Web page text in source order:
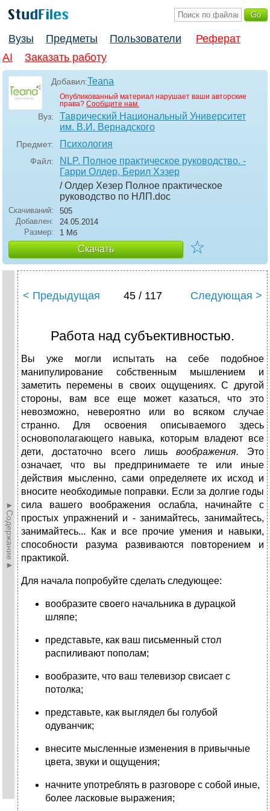
Вузы Предметы Пользователи
Реферат
AI
Заказать работу
Добавил:Teana
Опубликованный материал нарушает ваши авторские
права? Сообщите нам.
Вуз:
Таврический Национальный Университет
им. В.И. Вернадского
Предмет: Психология
Файл:
NLP. Полное практическое руководство. -
Гарри Олдер, Берил Хэзер
/ Олдер Хезер Полное практическое
руководство по НЛП .doc
Скачиваний:
505
Добавлен:
24.05.2014
Размер:
1 Мб
Скачать ☆
►Содержание►
< Предыдущая 45 / 117 Следующая >
Работа над субъективностью.
Вы уже могли испытать на себе подобное
манипулирование собственным мышлением и
заметить перемены в своих ощущениях. С другой
стороны, вам все еще может казаться, что это
невозможно, невероятно или во всяком случае
странно. Для освоения описываемого здесь
основополагающего навыка, которым владеют все
дети, достаточно всего лишь воображения. Это
означает, что вы предпринимаете те или иные
действия мысленно, сами определяете их исход и
вносите необходимые поправки. Если за долгие годы
сила вашего воображения ослабла, начинайте с
простых упражнений и - занимайтесь, занимайтесь,
занимайтесь... Как и все прочие умения и навыки,
способности разума развиваются повторением и
практикой.
Для начала попробуйте сделать следующее:
вообразите своего начальника в дурацкой
шляпе;
представьте, как ваш письменный стол
распиливают пополам;
вообразите, что ваш телевизор свисает с
потолка;
представьте, как выглядел бы голубой
одуванчик;
внесите мысленные изменения в привычные
цвета, звуки и ощущения;
начните употреблять в разговоре с собой иные,
более ласковые выражения;